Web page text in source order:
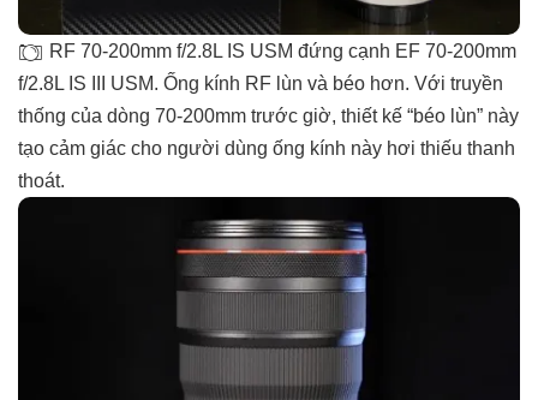
RF 70-200mm f/2.8L IS USM đứng cạnh EF 70-200mm
f/2.8L IS III USM. Ống kính RF lùn và béo hơn. Với truyền
thống của dòng 70-200mm trước giờ, thiết kế “béo lùn” này
tạo cảm giác cho người dùng ống kính này hơi thiếu thanh
thoát.